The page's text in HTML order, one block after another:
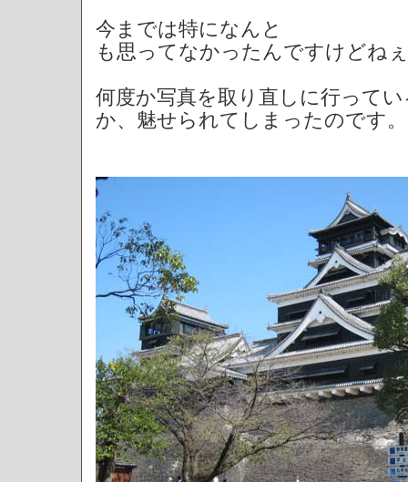
今までは特になんと
も思ってなかったんですけどね
何度か写真を取り直しに行って
か、魅せられてしまったのです。